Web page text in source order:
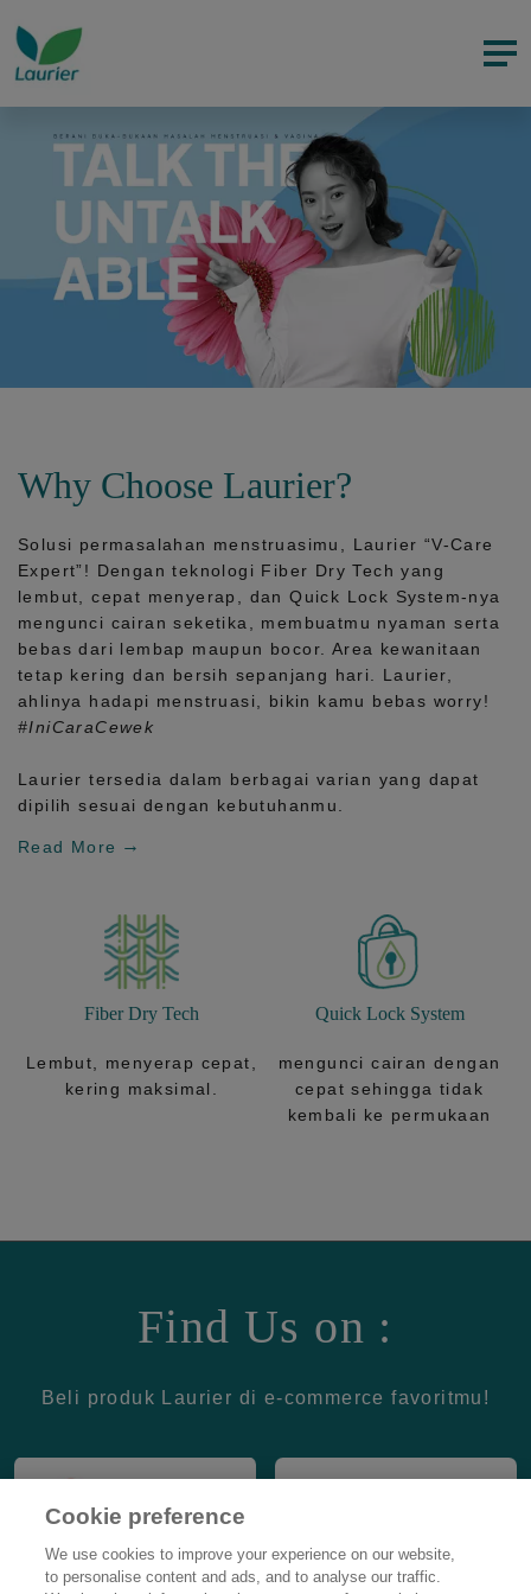
Why Choose Laurier?
Solusi permasalahan menstruasimu, Laurier “V-Care
Expert”! Dengan teknologi Fiber Dry Tech yang
lembut, cepat menyerap, danQuick Lock System-nya
mengunci cairan seketika, membuatmu nyaman serta
bebas dari lembap maupun bocor. Area kewanitaan
tetap kering dan bersih sepanjang hari.
Laurier,
ahlinya hadapi menstruasi, bikin kamu bebas worry!
#IniCaraCewek
Laurier tersedia dalam berbagai varian yang dapat
dipilih sesuai dengan kebutuhanmu.
Read More
Fiber Dry Tech
Lembut, menyerap cepat,
kering maksimal.
Quick Lock System
mengunci cairan dengan
cepat sehingga tidak
kembali ke permukaan
Find Us on :
Beli produk Laurier di e-commerce favoritmu!
Cookie preference
We use cookies to improve your experience on our website,
to personalise content and ads, and to analyse our traffic.